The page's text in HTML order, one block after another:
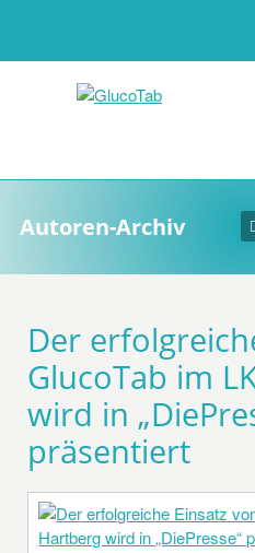
Autoren-Archiv
Der
GlucoTab im
wird in
präsentiert